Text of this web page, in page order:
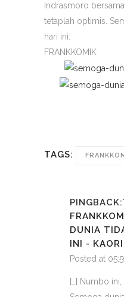
Indrasmoro
tetaplah optimis.
hari ini.
FRANKKOMIK
TAGS:
PINGBACK:
DUNIA
INI -
Posted at
[…] Numbo